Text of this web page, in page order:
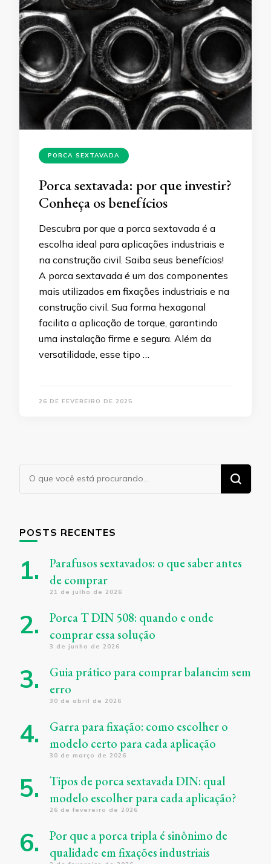
PORCA SEXTAVADA
Porca sextavada: por que investir?
Conheça os benefícios
Descubra por que a porca sextavada é a
escolha ideal para aplicações industriais e
na construção civil. Saiba seus benefícios!
A porca sextavada é um dos componentes
mais utilizados em fixações industriais e na
construção civil. Sua forma hexagonal
facilita a aplicação de torque, garantindo
uma instalação firme e segura. Além da
versatilidade, esse tipo …
26 DE FEVEREIRO DE 2025
Procurando
algo?
POSTS RECENTES
Parafusos sextavados: o que saber antes
de comprar
21 de julho de 2026
Porca T DIN 508: quando e onde
comprar essa solução
3 de junho de 2026
Guia prático para comprar balancim sem
erro
30 de abril de 2026
Garra para fixação: como escolher o
modelo certo para cada aplicação
30 de março de 2026
Tipos de porca sextavada DIN: qual
modelo escolher para cada aplicação?
26 de fevereiro de 2026
Por que a porca tripla é sinônimo de
qualidade em fixações industriais